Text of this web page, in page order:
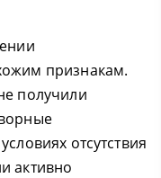
признакам.
получили
отсутствия
активно